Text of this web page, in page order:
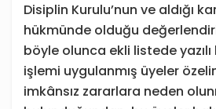
Disiplin Kurulu’nun ve aldığı
hükmünde olduğu
böyle olunca ekli listede
işlemi uygulanmış üyeler
imkânsız zararlara neden